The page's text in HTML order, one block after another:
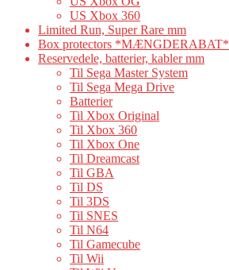
US Xbox 360
Limited Run, Super Rare mm
Box protectors *MÆNGDERABAT*
Reservedele, batterier, kabler mm
Til Sega Master System
Til Sega Mega Drive
Batterier
Til Xbox Original
Til Xbox 360
Til Xbox One
Til Dreamcast
Til GBA
Til DS
Til 3DS
Til SNES
Til N64
Til Gamecube
Til Wii